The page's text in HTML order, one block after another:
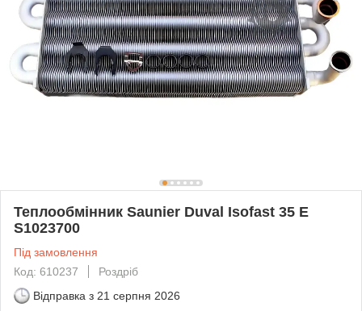
Теплообмінник Saunier Duval Isofast 35 E
S1023700
Під замовлення
Код: 610237
Роздріб
Відправка з 21 серпня 2026